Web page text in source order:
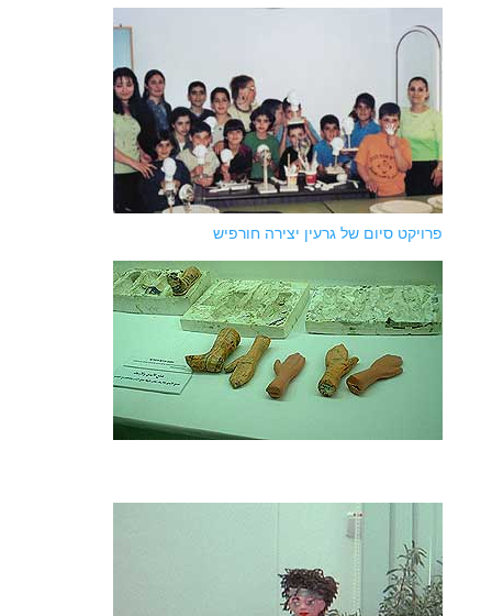
פרויקט סיום של גרעין יצירה חורפיש